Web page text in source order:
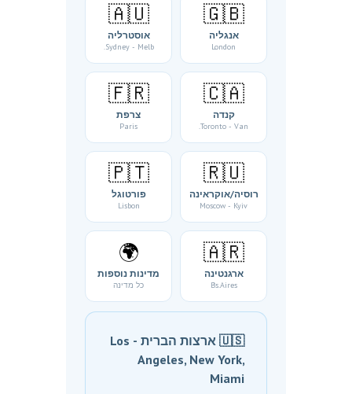
🇬🇧
אנגליה
London
🇦🇺
אוסטרליה
Sydney - Melb.
🇨🇦
קנדה
Toronto - Van.
🇫🇷
צרפת
Paris
🇷🇺
רוסיה/אוקראינה
Moscow - Kyiv
🇵🇹
פורטוגל
Lisbon
🇦🇷
ארגנטינה
Bs.Aires
🌍
מדינות נוספות
כל מדינה
🇺🇸 ארצות הברית - Los
Angeles, New York,
Miami